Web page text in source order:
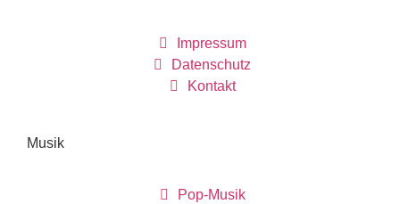
Impressum
Datenschutz
Kontakt
Musik
Pop-Musik